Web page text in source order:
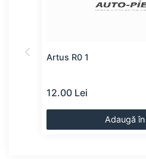
Artus R0 1
12.00 Lei
Adaugă